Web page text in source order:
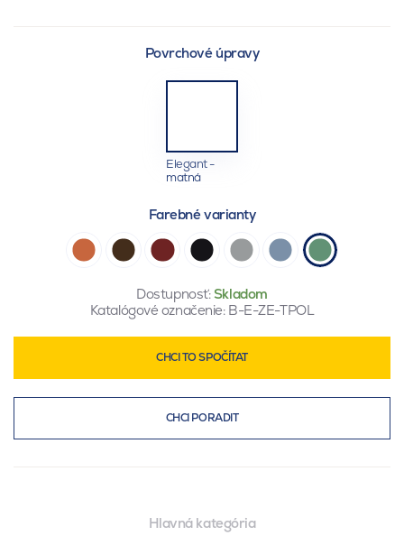
Povrchové úpravy
Elegant -
matná
Farebné varianty
Dostupnosť:Skladom
Katalógové označenie: B-E-ZE-TPOL
CHCI TO SPOČÍTAT
CHCI PORADIT
Hlavná kategória